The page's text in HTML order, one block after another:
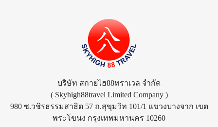
บริษัท สกายไฮ88ทราเวล จำกัด
( Skyhigh88travel Limited Company )
980 ซ.วชิรธรรมสาธิต 57 ถ.สุขุมวิท 101/1 แขวงบางจาก เขต
พระโขนง กรุงเทพมหานคร 10260